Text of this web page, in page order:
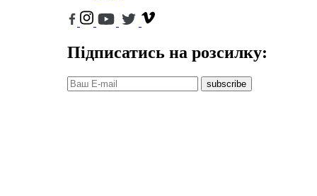
Підписатись на розсилку:
subscribe